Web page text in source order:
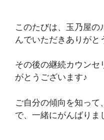
このたびは、玉乃屋の
んでいただきありがと
その後の継続カウンセ
がとうございます♪
ご自分の傾向を知って
で、一緒にがんばりま